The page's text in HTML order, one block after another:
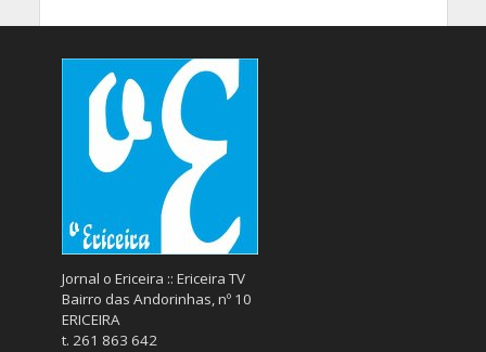
Jornal o Ericeira :: Ericeira TV
Bairro das Andorinhas, nº 10
ERICEIRA
t. 261 863 642